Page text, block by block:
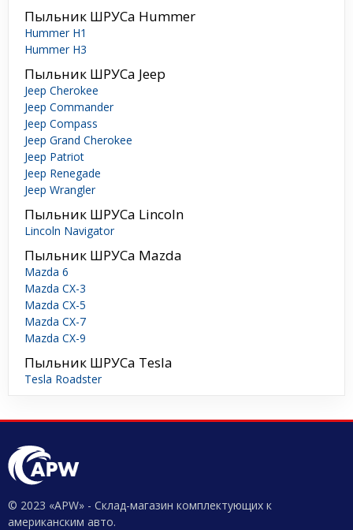
Пыльник ШРУСа Hummer
Hummer H1
Hummer H3
Пыльник ШРУСа Jeep
Jeep Cherokee
Jeep Commander
Jeep Compass
Jeep Grand Cherokee
Jeep Patriot
Jeep Renegade
Jeep Wrangler
Пыльник ШРУСа Lincoln
Lincoln Navigator
Пыльник ШРУСа Mazda
Mazda 6
Mazda CX-3
Mazda CX-5
Mazda CX-7
Mazda CX-9
Пыльник ШРУСа Tesla
Tesla Roadster
© 2023 «APW» - Склад-магазин комплектующих к
американским авто.